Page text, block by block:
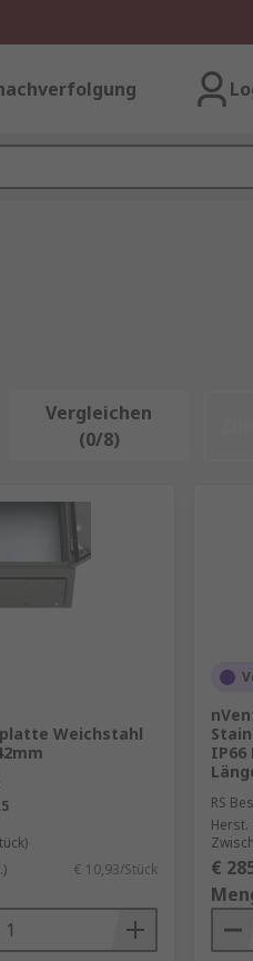
Vergleichen
(0/8)
Weichstahl
€ 10,93/Stück
IP66
RS
Herst.
€